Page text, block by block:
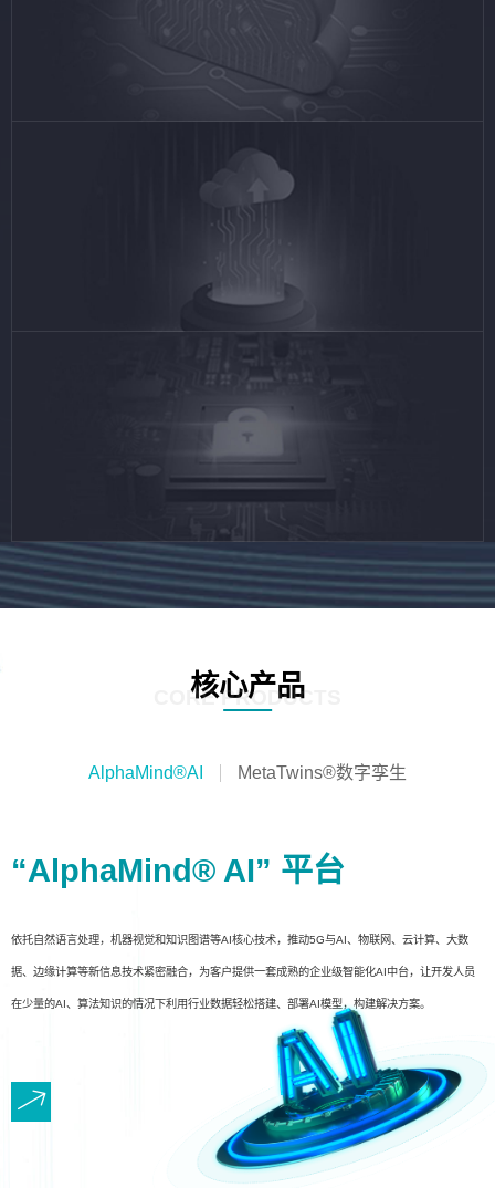
核心产品
CORE PRODUCTS
AlphaMind®AI MetaTwins®数字孪生
“AlphaMind® AI” 平台
依托自然语言处理，机器视觉和知识图谱等AI核心技术，推动5G与AI、物联网、云计算、大数
据、边缘计算等新信息技术紧密融合，为客户提供一套成熟的企业级智能化AI中台，让开发人员
在少量的AI、算法知识的情况下利用行业数据轻松搭建、部署AI模型，构建解决方案。